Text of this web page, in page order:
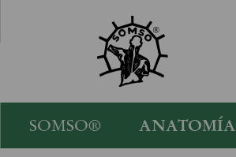
SOMSO® ANATOMÍA